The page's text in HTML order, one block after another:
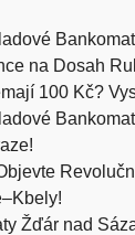
na Dosah
100 Kč?
Žďár nad